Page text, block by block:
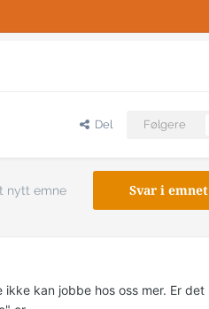
Del Følgere
Svar i emnet
nytt emne
kan jobbe hos oss mer. Er det